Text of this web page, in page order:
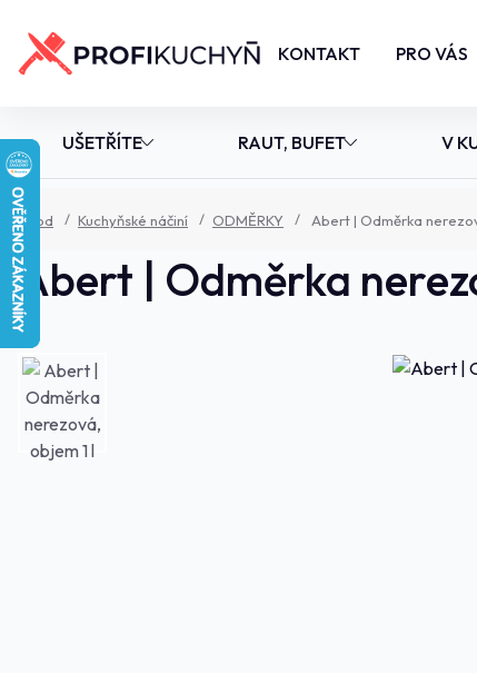
KONTAKT PRO VÁS
UŠETŘÍTE RAUT, BUFET V
Úvod Kuchyňské náčiní ODMĚRKY Abert | Odměrka
Abert | Odměrka